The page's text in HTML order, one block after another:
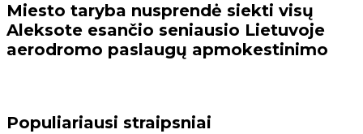
Miesto taryba nusprendė siekti visų
Aleksote esančio seniausio Lietuvoje
aerodromo paslaugų apmokestinimo
Populiariausi straipsniai